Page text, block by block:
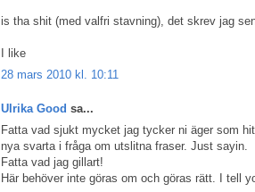
is tha shit (med valfri stavning), det skrev jag
I like
28 mars 2010 kl. 10:11
Ulrika Good sa...
Fatta vad sjukt mycket jag tycker ni äger som
nya svarta i fråga om utslitna fraser. Just sayin.
Fatta vad jag gillart!
Här behöver inte göras om och göras rätt. I tell